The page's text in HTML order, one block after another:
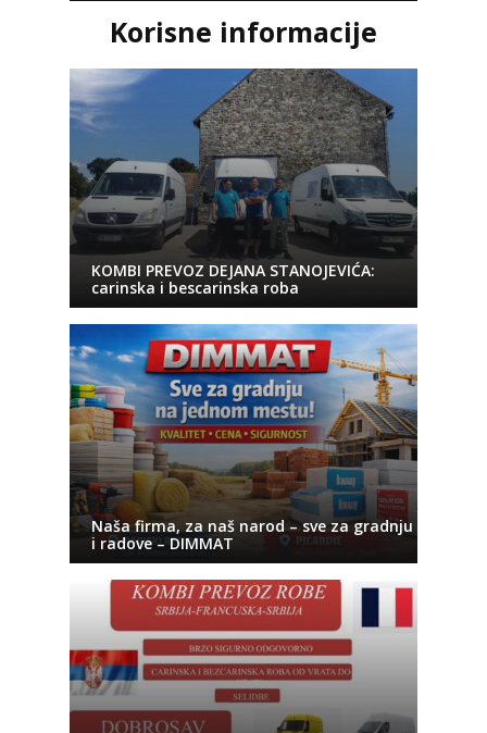
Korisne informacije
KOMBI PREVOZ DEJANA STANOJEVIĆA:
carinska i bescarinska roba
Naša firma, za naš narod – sve za gradnju
i radove – DIMMAT